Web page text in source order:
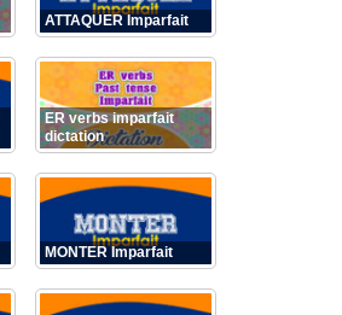
ATTAQUER Imparfait
ER verbs imparfait
dictation
MONTER Imparfait